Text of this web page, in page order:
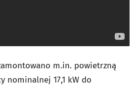
m.in. powietrzną
nominalnej 17,1 kW do